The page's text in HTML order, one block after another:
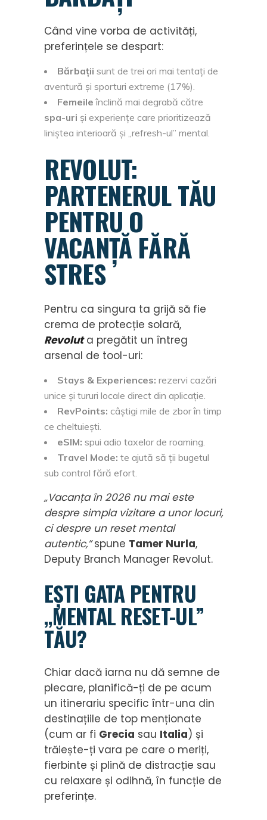
Când vine vorba de activități,
preferințele se despart:
Bărbații sunt de trei ori mai tentați de
aventură și sporturi extreme (17%).
Femeile înclină mai degrabă către
spa-uri și experiențe care prioritizează
liniștea interioară și „refresh-ul” mental.
REVOLUT:
PARTENERUL TĂU
PENTRU O
VACANȚĂ FĂRĂ
STRES
Pentru ca singura ta grijă să fie
crema de protecție solară,
Revoluta pregătit un întreg
arsenal de tool-uri:
Stays & Experiences: rezervi cazări
unice și tururi locale direct din aplicație.
RevPoints: câștigi mile de zbor în timp
ce cheltuiești.
eSIM: spui adio taxelor de roaming.
Travel Mode: te ajută să ții bugetul
sub control fără efort.
„Vacanța în 2026 nu mai este
despre simpla vizitare a unor locuri,
ci despre un reset mental
autentic,”spune Tamer Nurla,
Deputy Branch Manager Revolut.
EȘTI GATA PENTRU
„MENTAL RESET-UL”
TĂU?
Chiar dacă iarna nu dă semne de
plecare, planifică-ți de pe acum
un itinerariu specific într-una din
destinațiile de top menționate
(cum ar fi Grecia sau Italia) și
trăiește-ți vara pe care o meriți,
fierbinte și plină de distracție sau
cu relaxare și odihnă, în funcție de
preferințe.